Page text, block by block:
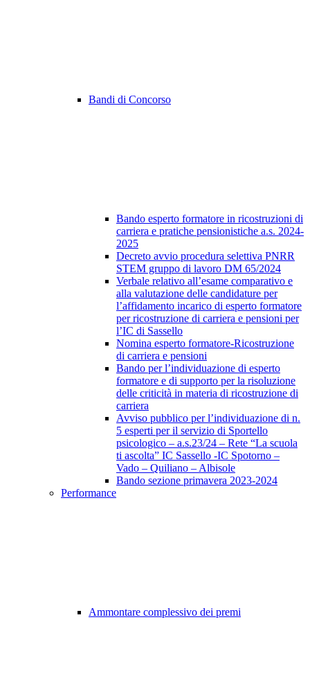
Bandi di Concorso
Bando esperto formatore in ricostruzioni di
carriera e pratiche pensionistiche a.s. 2024-
2025
Decreto avvio procedura selettiva PNRR
STEM gruppo di lavoro DM 65/2024
Verbale relativo all’esame comparativo e
alla valutazione delle candidature per
l’affidamento incarico di esperto formatore
per ricostruzione di carriera e pensioni per
l’IC di Sassello
Nomina esperto formatore-Ricostruzione
di carriera e pensioni
Bando per l’individuazione di esperto
formatore e di supporto per la risoluzione
delle criticità in materia di ricostruzione di
carriera
Avviso pubblico per l’individuazione di n.
5 esperti per il servizio di Sportello
psicologico – a.s.23/24 – Rete “La scuola
ti ascolta” IC Sassello -IC Spotorno –
Vado – Quiliano – Albisole
Bando sezione primavera 2023-2024
Performance
Ammontare complessivo dei premi